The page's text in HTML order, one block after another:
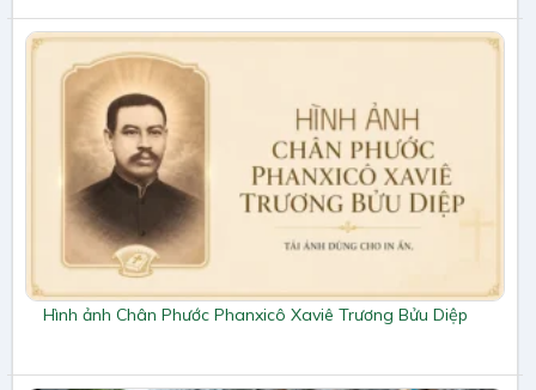
Hình ảnh Chân Phước Phanxicô Xaviê Trương Bửu Diệp